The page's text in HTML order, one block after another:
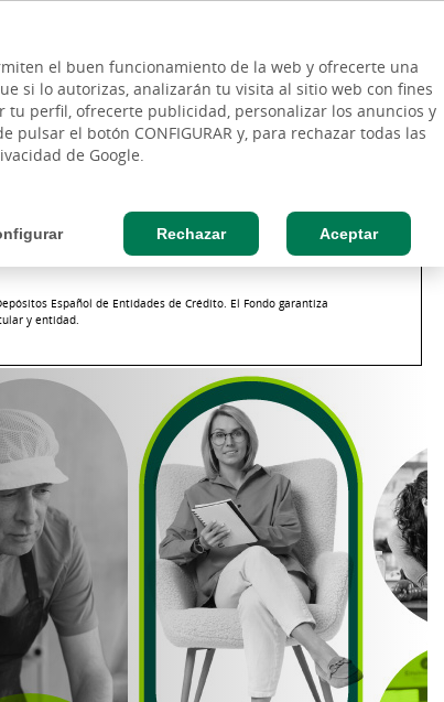
el buen funcionamiento de la web y ofrecerte una
si lo autorizas, analizarán tu visita al sitio web con fines
perfil, ofrecerte publicidad, personalizar los anuncios y
el botón CONFIGURAR y, para rechazar todas las
de Google.
Rechazar Aceptar
DE
Negocio online
AGRO
Español de Entidades de Crédito. El Fondo garantiza
y entidad.